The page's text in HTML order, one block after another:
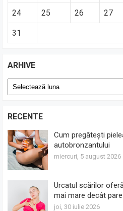
24 25 26 27
31
ARHIVE
Arhive
RECENTE
Cum pregătești
autobronzantului
miercuri, 5 august 2026
Urcatul scărilor
mai mare decât pare
joi, 30 iulie 2026